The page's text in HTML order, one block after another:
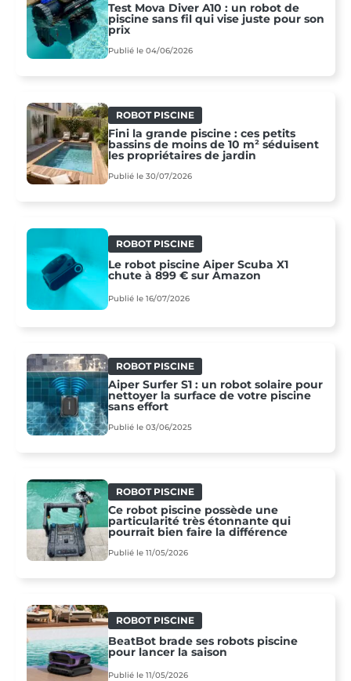
Test Mova Diver A10 : un robot de
piscine sans fil qui vise juste pour son
prix
Publié le 04/06/2026
ROBOT PISCINE
Fini la grande piscine : ces petits
bassins de moins de 10 m² séduisent
les propriétaires de jardin
Publié le 30/07/2026
ROBOT PISCINE
Le robot piscine Aiper Scuba X1
chute à 899 € sur Amazon
Publié le 16/07/2026
ROBOT PISCINE
Aiper Surfer S1 : un robot solaire pour
nettoyer la surface de votre piscine
sans effort
Publié le 03/06/2025
ROBOT PISCINE
Ce robot piscine possède une
particularité très étonnante qui
pourrait bien faire la différence
Publié le 11/05/2026
ROBOT PISCINE
BeatBot brade ses robots piscine
pour lancer la saison
Publié le 11/05/2026